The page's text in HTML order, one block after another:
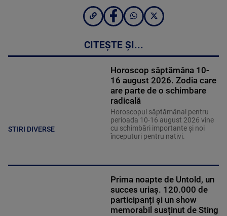
CITEȘTE ȘI...
STIRI DIVERSE
Horoscop săptămâna 10-
16 august 2026. Zodia care
are parte de o schimbare
radicală
Horoscopul săptămânal pentru
perioada 10-16 august 2026 vine
cu schimbări importante și noi
începuturi pentru nativi.
Prima noapte de Untold, un
succes uriaș. 120.000 de
participanți și un show
memorabil susținut de Sting